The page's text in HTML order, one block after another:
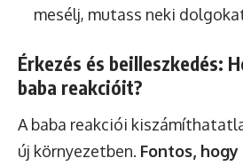
mesélj, mutass neki
Érkezés és beilleszkedés:
baba reakcióit?
A baba reakciói
új környezetben. Fontos,